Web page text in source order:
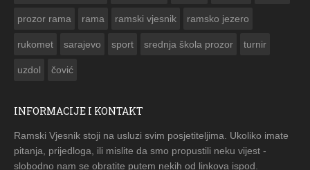
prozor rama rama ramski vjesnik ramsko jezero
rukomet sarajevo sport srednja škola prozor turnir
uzdol čović
INFORMACIJE I KONTAKT
Ramski Vjesnik stoji na usluzi svim posjetiteljima. Ukoliko imate
pitanja, prijedloga, ili mislite da smo propustili neku vijest -
slobodno nam se obratite putem nekih od linkova ispod.